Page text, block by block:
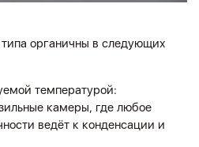
типа органичны в следующих
температурой:
камеры, где любое
ведёт к конденсации и